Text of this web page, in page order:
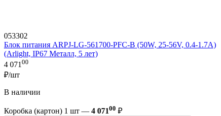
053302
Блок питания ARPJ-LG-561700-PFC-B (50W, 25-56V, 0.4-1.7A)
(Arlight, IP67 Металл, 5 лет)
4 071 00
₽/шт
В наличии
Коробка (картон) 1 шт — 4 07100 ₽